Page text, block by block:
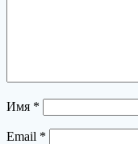
Имя *
Email *